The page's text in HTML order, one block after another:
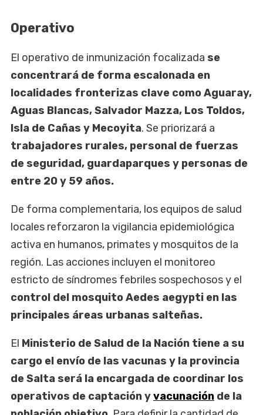
Operativo
El operativo de inmunización focalizada se
concentrará de forma escalonada en
localidades fronterizas clave como Aguaray,
Aguas Blancas, Salvador Mazza, Los Toldos,
Isla de Cañas y Mecoyita. Se priorizará a
trabajadores rurales, personal de fuerzas
de seguridad, guardaparques y personas de
entre 20 y 59 años.
De forma complementaria, los equipos de salud
locales reforzaron la vigilancia epidemiológica
activa en humanos, primates y mosquitos de la
región. Las acciones incluyen el monitoreo
estricto de síndromes febriles sospechosos y el
control del mosquito Aedes aegypti en las
principales áreas urbanas salteñas.
El Ministerio de Salud de la Nación tiene a su
cargo el envío de las vacunas y la provincia
de Salta será la encargada de coordinar los
operativos de captación yvacunación de la